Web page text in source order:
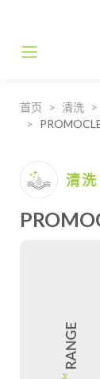
Main
首页 清洗
清洗